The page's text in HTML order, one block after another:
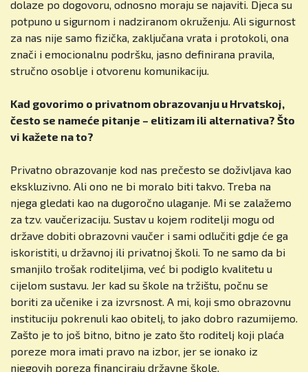
dolaze po dogovoru, odnosno moraju se najaviti. Djeca su
potpuno u sigurnom i nadziranom okruženju. Ali sigurnost
za nas nije samo fizička, zaključana vrata i protokoli, ona
znači i emocionalnu podršku, jasno definirana pravila,
stručno osoblje i otvorenu komunikaciju.
Kad govorimo o privatnom obrazovanju u Hrvatskoj,
često se nameće pitanje – elitizam ili alternativa? Što
vi kažete na to?
Privatno obrazovanje kod nas prečesto se doživljava kao
ekskluzivno. Ali ono ne bi moralo biti takvo. Treba na
njega gledati kao na dugoročno ulaganje. Mi se zalažemo
za tzv. vaučerizaciju. Sustav u kojem roditelji mogu od
države dobiti obrazovni vaučer i sami odlučiti gdje će ga
iskoristiti, u državnoj ili privatnoj školi. To ne samo da bi
smanjilo trošak roditeljima, već bi podiglo kvalitetu u
cijelom sustavu. Jer kad su škole na tržištu, počnu se
boriti za učenike i za izvrsnost. A mi, koji smo obrazovnu
instituciju pokrenuli kao obitelj, to jako dobro razumijemo.
Zašto je to još bitno, bitno je zato što roditelj koji plaća
poreze mora imati pravo na izbor, jer se ionako iz
njegovih poreza financiraju državne škole.